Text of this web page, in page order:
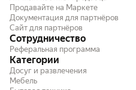
Продавайте на Маркете
Документация для партнёров
Сайт для партнёров
Сотрудничество
Реферальная программа
Категории
Досуг и развлечения
Мебель